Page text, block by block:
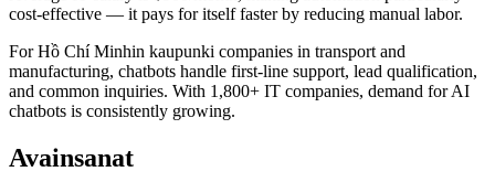
cost-effective — it pays for itself faster by reducing manual labor.
For Hồ Chí Minhin kaupunki companies in transport and
manufacturing, chatbots handle first-line support, lead qualification,
and common inquiries. With 1,800+ IT companies, demand for AI
chatbots is consistently growing.
Avainsanat